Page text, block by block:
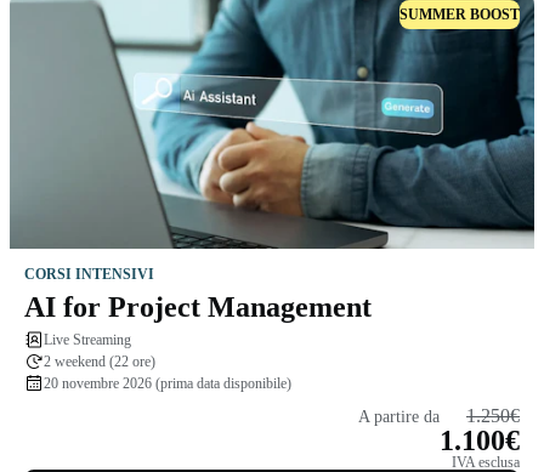
SUMMER BOOST
CORSI INTENSIVI
AI for Project Management
Live Streaming
2 weekend (22 ore)
20 novembre 2026 (prima data disponibile)
A partire da 1.250€
1.100€
IVA esclusa